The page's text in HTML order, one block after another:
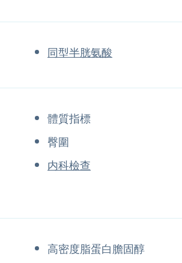
同型半胱氨酸
體質指標
臀圍
内科檢查
高密度脂蛋白膽固醇